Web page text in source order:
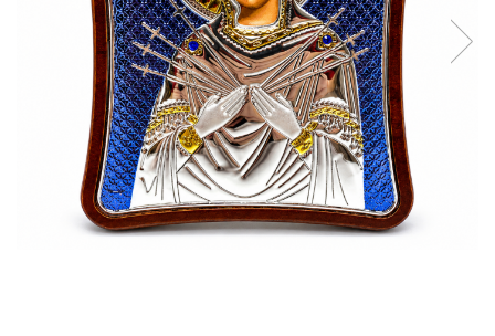
0 Lei - 100 Lei
100 Lei - 200 Lei
200 Lei - 300 Lei
300 Lei - 500 Lei
500 Lei - 1000 Lei
1000 Lei +